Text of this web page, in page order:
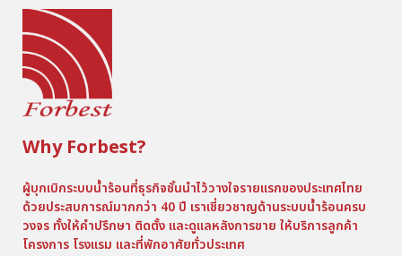
Why Forbest?
ผู้บุกเบิกระบบน้ำร้อนที่ธุรกิจชั้นนำไว้วางใจรายแรกของประเทศไทย
ด้วยประสบการณ์มากกว่า 40 ปี เราเชี่ยวชาญด้านระบบน้ำร้อนครบ
วงจร ทั้งให้คำปรึกษา ติดตั้ง และดูแลหลังการขาย ให้บริการลูกค้า
โครงการ โรงแรม และที่พักอาศัยทั่วประเทศ